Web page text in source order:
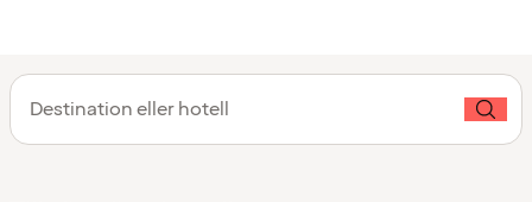
Destination eller hotell